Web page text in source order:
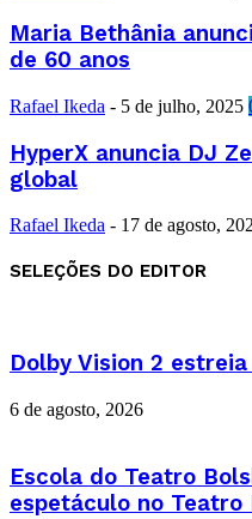
Maria Bethânia
de 60 anos
Rafael Ikeda - 5 de julho, 2025
HyperX anuncia DJ
global
Rafael Ikeda - 17 de agosto,
SELEÇÕES DO EDITOR
Dolby Vision 2
6 de agosto, 2026
Escola do Teatro
espetáculo no Teatro